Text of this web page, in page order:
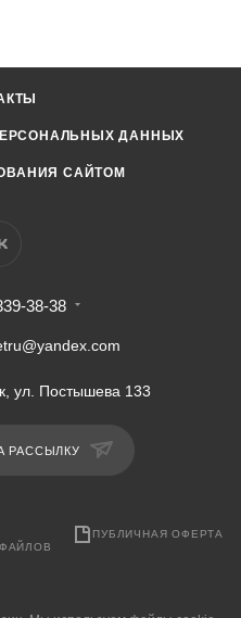
ДАННЫХ
САЙТОМ
38-38
ул. Постышева 133
РАССЫЛКУ
ПУБЛИЧНАЯ ОФЕРТА